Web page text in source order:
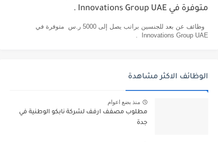
متوفرة في Innovations Group UAE .
وظائف عن بعد للجنسين براتب يصل إلى 5000 ر.س متوفرة في
Innovations Group UAE .
الوظائف الاكثر مشاهدة
منذ بضع اعوام
مطلوب مصفف ارفف لشركة نابكو الوطنية في
جدة